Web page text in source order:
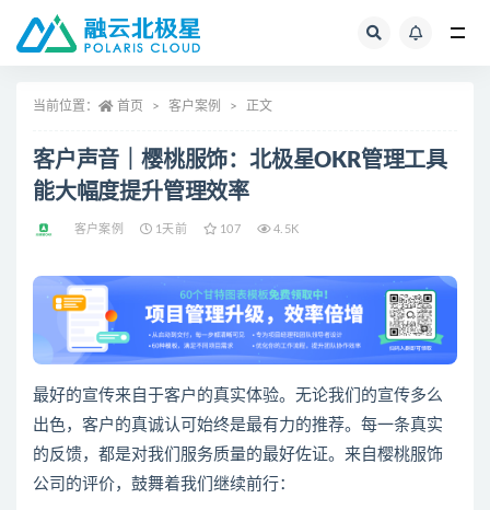
当前位置： 首页 客户案例 正文
客户声音｜樱桃服饰：北极星OKR管理工具
能大幅度提升管理效率
客户案例 1天前 107 4.5K
最好的宣传来自于客户的真实体验。无论我们的宣传多么
出色，客户的真诚认可始终是最有力的推荐。每一条真实
的反馈，都是对我们服务质量的最好佐证。来自樱桃服饰
公司的评价，鼓舞着我们继续前行：